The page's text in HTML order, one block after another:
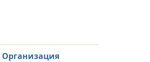
Организация